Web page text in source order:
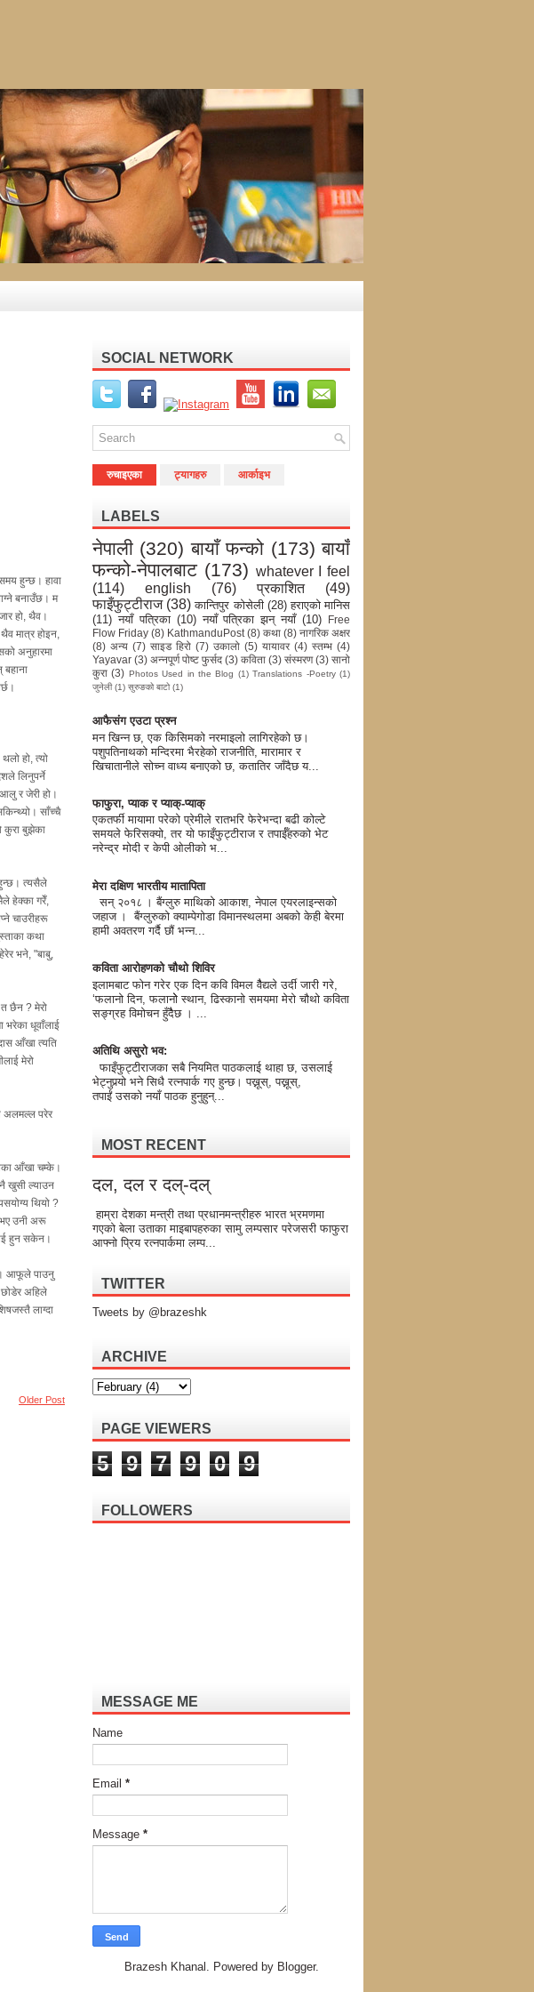
हुन्छ। हावा
बनाउँछ। म
हो, थैव।
मात्र होइन,
अनुहारमा
हो, त्यो
लिनुपर्ने
आलु र जेरी हो।
साँच्चै
कुरा बुझेका
हुन्छ। त्यसैले
हेक्का गरेँ,
चाउरीहरू
कथा
भने, "बाबु,
छैन ? मेरो
भरेका धूवाँलाई
आँखा त्यति
मेरो
अलमल्ल परेर
आँखा चम्के।
खुसी ल्याउन
थियो ?
भए उनी अरू
हुन सकेन।
आफूले पाउनु
छोडेर अहिले
लाग्दा
Older Post
SOCIAL NETWORK
रुचाइएका ट्यागहरु आर्काइभ
LABELS
नेपाली (320) बायाँ फन्को (173) बायाँ
फन्को-नेपालबाट (173) whatever I feel
(114)
english (76) प्रकाशित
(49)
फाइँफुट्टीराज (38) कान्तिपुर कोसेली (28) हराएको मानिस
(11) नयाँ पत्रिका (10) नयाँ पत्रिका झन् नयाँ (10)
Free
Flow Friday (8) KathmanduPost (8) कथा (8) नागरिक अक्षर
(8) अन्य (7) साइड हिरो (7) उकालो (5) यायावर (4) स्तम्भ (4)
Yayavar (3) अन्नपूर्ण पोष्ट फुर्सद (3) कविता (3) संस्मरण (3) सानो
कुरा (3) Photos Used in the Blog (1) Translations -Poetry (1)
जुनेली (1) सुरुङको बाटो (1)
आफैसंग एउटा प्रश्न
मन खिन्न छ, एक किसिमको नरमाइलो लागिरहेको छ।
पशुपतिनाथको मन्दिरमा भैरहेको राजनीति, मारामार र
खिचातानीले सोच्न वाध्य बनाएको छ, कतातिर जाँदैछ य...
फाफुरा, प्याक र प्याक्-प्याक्
एकतर्फी मायामा परेको प्रेमीले रातभरि फेरेभन्दा बढी कोल्टे
समयले फेरिसक्यो, तर यो फाइँफुट्टीराज र तपाईँहरुको भेट
नरेन्द्र मोदी र केपी ओलीको भ...
मेरा दक्षिण भारतीय मातापिता
सन् २०१८ । बैंग्लुरु माथिको आकाश, नेपाल एयरलाइन्सको
जहाज । बैंग्लुरुको क्याम्पेगोडा विमानस्थलमा अबको केही बेरमा
हामी अवतरण गर्दै छौं भन्न...
कविता आरोहणको चौथो शिविर
इलामबाट फोन गरेर एक दिन कवि विमल वैैद्यले उर्दी जारी गरे,
‘फलानो दिन, फलानोे स्थान, ढिस्कानो समयमा मेरो चौथो कविता
सङ्ग्रह विमोचन हुँदैैछ । ...
अतिथि असुरो भव:
फाइँफुट्टीराजका सबै नियमित पाठकलाई थाहा छ, उसलाई
भेट्नुपर्‍यो भने सिधै रत्नपार्क गए हुन्छ। पख्नूस्, पख्नूस्,
तपाईं उसको नयाँ पाठक हुनुहुन्...
MOST RECENT
दल, दल र दल्-दल्
हाम्रा देशका मन्त्री तथा प्रधानमन्त्रीहरु भारत भ्रमणमा
गएको बेला उताका माइबापहरुका सामु लम्पसार परेजसरी फाफुरा
आफ्नो प्रिय रत्नपार्कमा लम्प...
TWITTER
Tweets by @brazeshk
ARCHIVE
PAGE VIEWERS
5 9 7 9 0 9
FOLLOWERS
MESSAGE ME
Name
Email *
Message *
Brazesh Khanal. Powered by Blogger.